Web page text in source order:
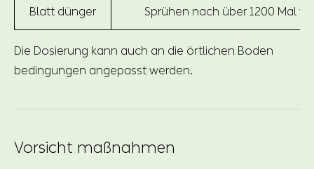
Blatt dünger Sprühen nach über 1200 Mal
Die Dosierung kann auch an die örtlichen Boden
bedingungen angepasst werden.
Vorsicht maßnahmen